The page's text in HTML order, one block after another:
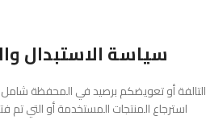
سياسة الاستبدال
أو تعويضكم برصيد في المحفظة شامل
استرجاع المنتجات المستخدمة أو التي تم